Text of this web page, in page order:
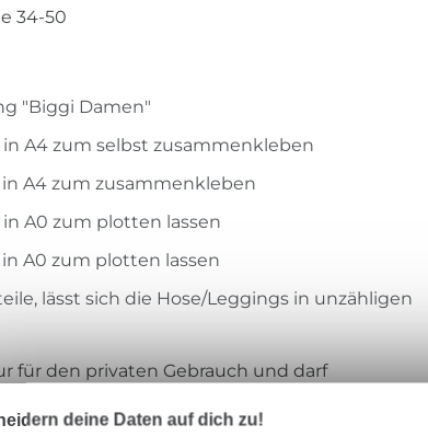
34-50
"Biggi Damen"
A4 zum selbst zusammenkleben
A4 zum zusammenkleben
A0 zum plotten lassen
A0 zum plotten lassen
lässt sich die Hose/Leggings in unzähligen
für den privaten Gebrauch und darf
werden.
deine Daten auf dich zu!